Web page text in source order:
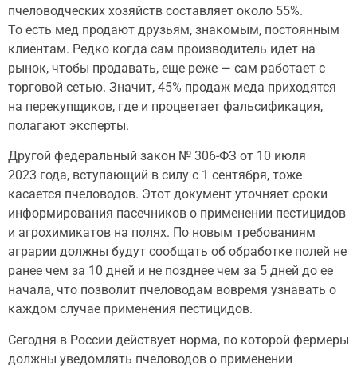
пчеловодческих хозяйств составляет около 55%.
То есть мед продают друзьям, знакомым, постоянным
клиентам. Редко когда сам производитель идет на
рынок, чтобы продавать, еще реже — сам работает с
торговой сетью. Значит, 45% продаж меда приходятся
на перекупщиков, где и процветает фальсификация,
полагают эксперты.
Другой федеральный закон № 306-ФЗ от 10 июля
2023 года, вступающий в силу с 1 сентября, тоже
касается пчеловодов. Этот документ уточняет сроки
информирования пасечников о применении пестицидов
и агрохимикатов на полях. По новым требованиям
аграрии должны будут сообщать об обработке полей не
ранее чем за 10 дней и не позднее чем за 5 дней до ее
начала, что позволит пчеловодам вовремя узнавать о
каждом случае применения пестицидов.
Сегодня в России действует норма, по которой фермеры
должны уведомлять пчеловодов о применении